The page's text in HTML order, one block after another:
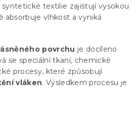
textilie zajišťují vysokou
absorbuje vlhkost a vyniká
povrchu je docíleno
se speciální tkaní, chemické
procesy, které způsobují
vláken. Výsledkem procesu je